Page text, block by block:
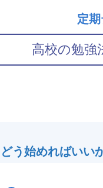
定
高校の勉強
どう始めればいい